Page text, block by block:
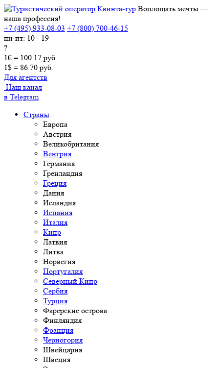
Воплощать мечты —
наша профессия!
+7 (495) 933-08-03 +7 (800) 700-46-15
пн-пт: 10 - 19
?
1€ = 100.17 руб.
1$ = 86.70 руб.
Для агентств
Наш канал
в Telegram
Страны
Европа
Австрия
Великобритания
Венгрия
Германия
Гренландия
Греция
Дания
Исландия
Испания
Италия
Кипр
Латвия
Литва
Норвегия
Португалия
Северный Кипр
Сербия
Турция
Фарерские острова
Финляндия
Франция
Черногория
Швейцария
Швеция